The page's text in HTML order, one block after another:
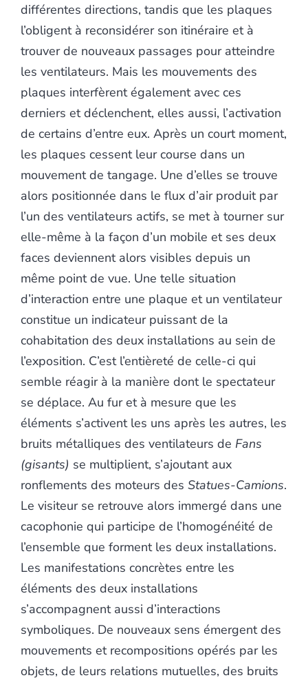
différentes directions, tandis que les plaques
l’obligent à reconsidérer son itinéraire et à
trouver de nouveaux passages pour atteindre
les ventilateurs. Mais les mouvements des
plaques interfèrent également avec ces
derniers et déclenchent, elles aussi, l’activation
de certains d’entre eux. Après un court moment,
les plaques cessent leur course dans un
mouvement de tangage. Une d’elles se trouve
alors positionnée dans le flux d’air produit par
l’un des ventilateurs actifs, se met à tourner sur
elle-même à la façon d’un mobile et ses deux
faces deviennent alors visibles depuis un
même point de vue. Une telle situation
d’interaction entre une plaque et un ventilateur
constitue un indicateur puissant de la
cohabitation des deux installations au sein de
l’exposition. C’est l’entièreté de celle-ci qui
semble réagir à la manière dont le spectateur
se déplace. Au fur et à mesure que les
éléments s’activent les uns après les autres, les
bruits métalliques des ventilateurs de Fans
(gisants) se multiplient, s’ajoutant aux
ronflements des moteurs des Statues-Camions.
Le visiteur se retrouve alors immergé dans une
cacophonie qui participe de l’homogénéité de
l’ensemble que forment les deux installations.
Les manifestations concrètes entre les
éléments des deux installations
s’accompagnent aussi d’interactions
symboliques. De nouveaux sens émergent des
mouvements et recompositions opérés par les
objets, de leurs relations mutuelles, des bruits